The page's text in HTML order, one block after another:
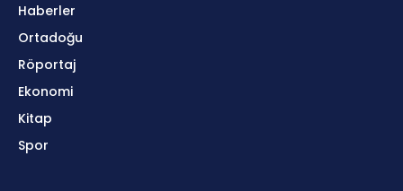
Haberler
Ortadoğu
Röportaj
Ekonomi
Kitap
Spor